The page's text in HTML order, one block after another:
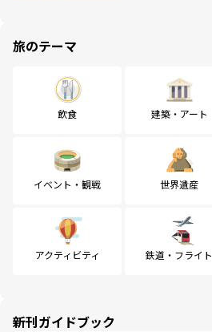
旅のテーマ
飲食 建築・アート
イベント・観戦 世界遺産
アクティビティ 鉄道・フライト
新刊ガイドブック